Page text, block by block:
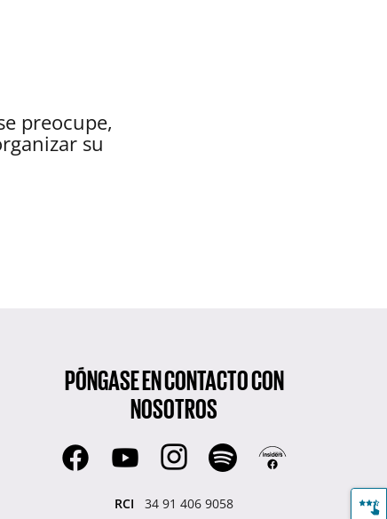
preocupe,
su
PÓNGASE EN CONTACTO CON
NOSOTROS
RCI
34 91 406 9058